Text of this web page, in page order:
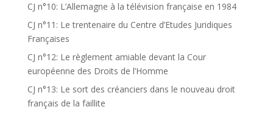
CJ n°10: L’Allemagne à la télévision française en 1984
CJ n°11: Le trentenaire du Centre d’Etudes Juridiques
Françaises
CJ n°12: Le règlement amiable devant la Cour
européenne des Droits de l’Homme
CJ n°13: Le sort des créanciers dans le nouveau droit
français de la faillite